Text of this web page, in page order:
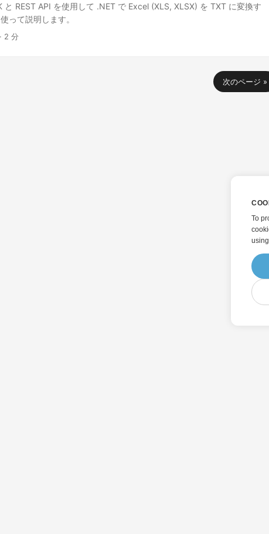
REST API を使用して .NET で Excel (XLS, XLSX) を TXT に変換す
って説明します。
2 分
次のページ »
To